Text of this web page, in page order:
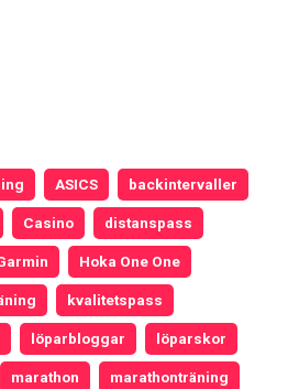
ASICS backintervaller
Casino distanspass
Hoka One One
kvalitetspass
löparbloggar löparskor
marathon marathonträning